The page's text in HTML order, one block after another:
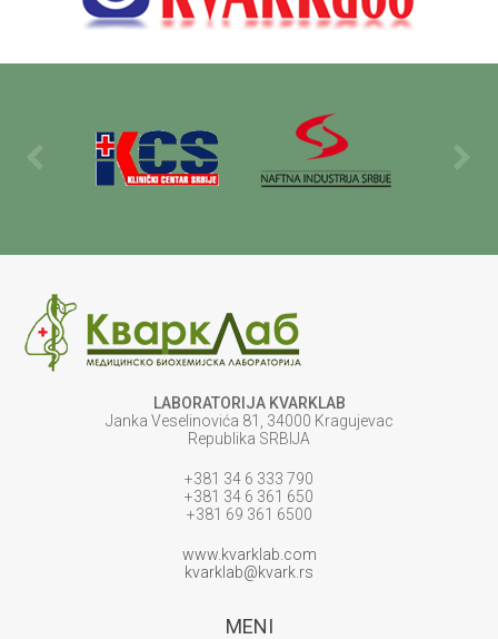
LABORATORIJA KVARKLAB
Janka Veselinovića 81, 34000 Kragujevac
Republika SRBIJA
+381 34 6 333 790
+381 34 6 361 650
+381 69 361 6500
www.kvarklab.com
kvarklab@kvark.rs
MENI